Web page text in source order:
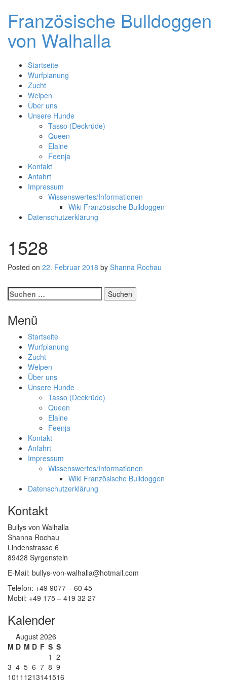
content
Französische Bulldoggen
von Walhalla
Startseite
Wurfplanung
Zucht
Welpen
Über uns
Unsere Hunde
Tasso (Deckrüde)
Queen
Elaine
Feenja
Kontakt
Anfahrt
Impressum
Wissenswertes/Informationen
Wiki Französische Bulldoggen
Datenschutzerklärung
1528
Posted on 22. Februar 2018 by Shanna Rochau
Post
navigation
Suchen
nach:
Menü
Startseite
Wurfplanung
Zucht
Welpen
Über uns
Unsere Hunde
Tasso (Deckrüde)
Queen
Elaine
Feenja
Kontakt
Anfahrt
Impressum
Wissenswertes/Informationen
Wiki Französische Bulldoggen
Datenschutzerklärung
Kontakt
Bullys von Walhalla
Shanna Rochau
Lindenstrasse 6
89428 Syrgenstein
E-Mail: bullys-von-walhalla@hotmail.com
Telefon: +49 9077 – 60 45
Mobil: +49 175 – 419 32 27
Kalender
August 2026
M D M D F S S
1 2
3 4 5 6 7 8 9
1011 1213141516